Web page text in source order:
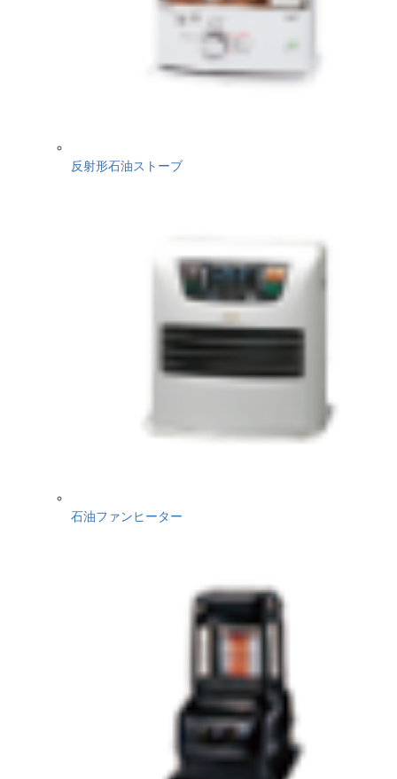
反射形石油ストーブ
石油ファンヒーター